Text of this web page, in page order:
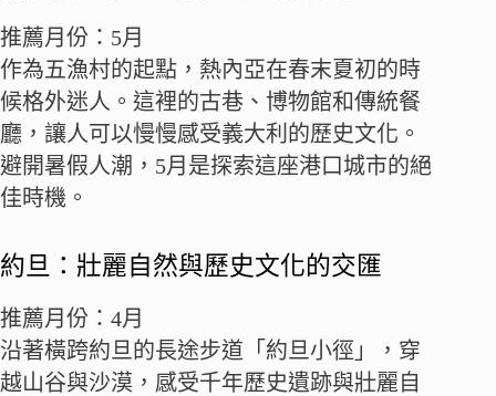
推薦月份：5月
作為五漁村的起點，熱內亞在春末夏初的時
候格外迷人。這裡的古巷、博物館和傳統餐
廳，讓人可以慢慢感受義大利的歷史文化。
避開暑假人潮，5月是探索這座港口城市的絕
佳時機。
約旦：壯麗自然與歷史文化的交匯
推薦月份：4月
沿著橫跨約旦的長途步道「約旦小徑」，穿
越山谷與沙漠，感受千年歷史遺跡與壯麗自